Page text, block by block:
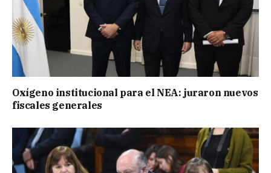
Oxígeno institucional para el NEA: juraron nuevos
fiscales generales